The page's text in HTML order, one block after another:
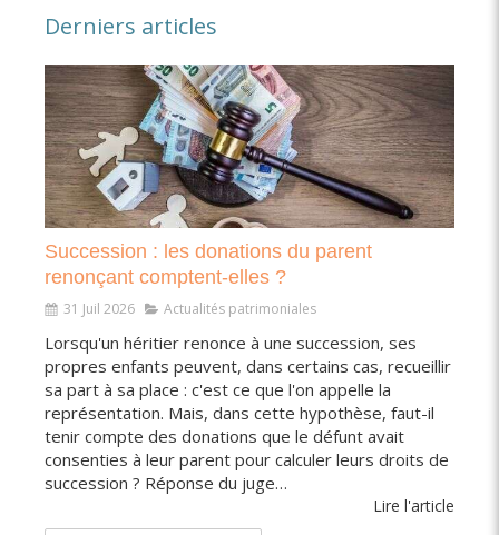
Derniers articles
Succession : les donations du parent
renonçant comptent-elles ?
31 Juil 2026 Actualités patrimoniales
Lorsqu'un héritier renonce à une succession, ses
propres enfants peuvent, dans certains cas, recueillir
sa part à sa place : c'est ce que l'on appelle la
représentation. Mais, dans cette hypothèse, faut-il
tenir compte des donations que le défunt avait
consenties à leur parent pour calculer leurs droits de
succession ? Réponse du juge…
Lire l'article